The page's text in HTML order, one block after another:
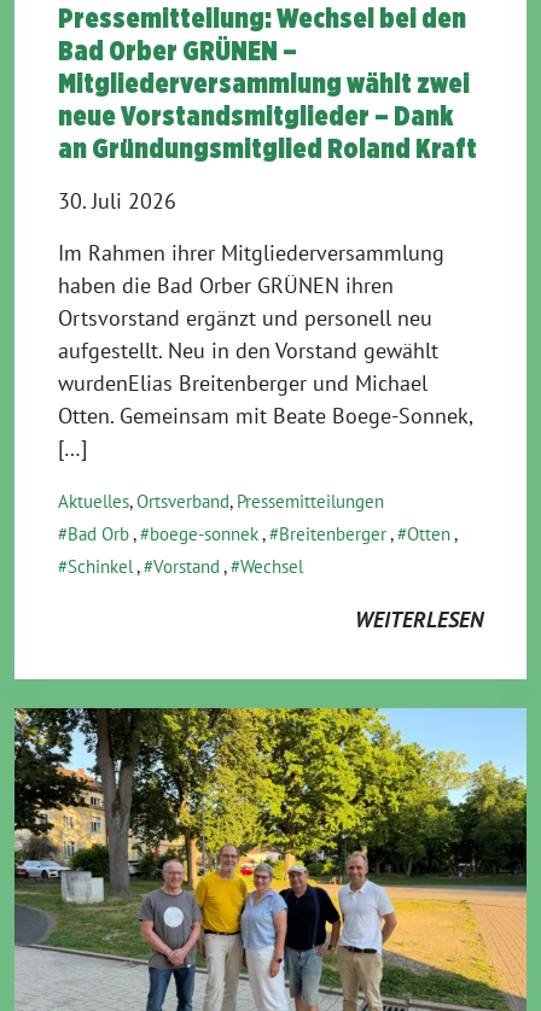
Pressemitteilung: Wechsel bei den
Bad Orber GRÜNEN –
Mitgliederversammlung wählt zwei
neue Vorstandsmitglieder – Dank
an Gründungsmitglied Roland Kraft
30. Juli 2026
Im Rahmen ihrer Mitgliederversammlung
haben die Bad Orber GRÜNEN ihren
Ortsvorstand ergänzt und personell neu
aufgestellt. Neu in den Vorstand gewählt
wurdenElias Breitenberger und Michael
Otten. Gemeinsam mit Beate Boege-Sonnek,
[…]
Aktuelles,Ortsverband, Pressemitteilungen
Bad Orb, boege-sonnek, Breitenberger, Otten,
Schinkel, Vorstand , Wechsel
WEITERLESEN